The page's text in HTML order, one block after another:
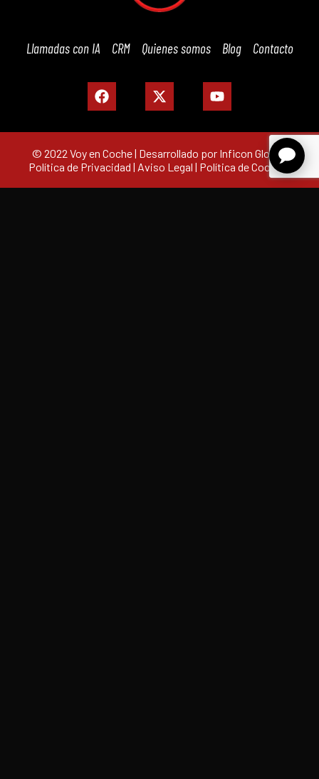
Llamadas con IA CRM Quienes somos Blog Contacto
© 2022 Voy en Coche | Desarrollado por Inficon Global |
Política de Privacidad | Aviso Legal | Política de Cookies